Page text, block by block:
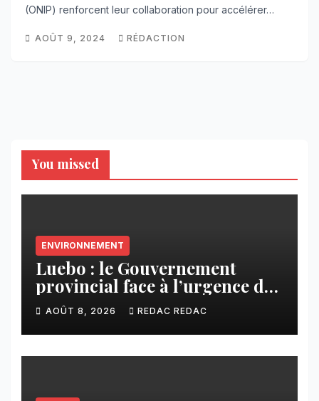
(ONIP) renforcent leur collaboration pour accélérer…
AOÛT 9, 2024 RÉDACTION
You missed
ENVIRONNEMENT
Luebo : le Gouvernement
provincial face à l’urgence des
érosions qui menacent la cité
AOÛT 8, 2026 REDAC REDAC